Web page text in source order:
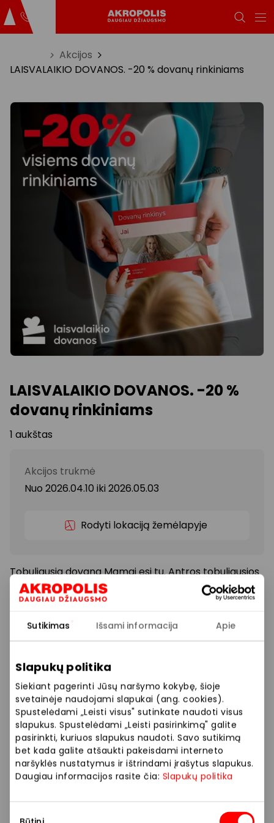
Sutikimas Išsami informacija Apie
Slapukų politika
Siekiant pagerinti Jūsų naršymo kokybę, šioje
svetainėje naudojami slapukai (ang. cookies).
Spustelėdami „Leisti visus" sutinkate naudoti visus
slapukus. Spustelėdami „Leisti pasirinkimą" galite
pasirinkti, kuriuos slapukus naudoti. Savo sutikimą
bet kada galite atšaukti pakeisdami interneto
naršyklės nustatymus ir ištrindami įrašytus slapukus.
Daugiau informacijos rasite čia: Slapukų politika
Akcijos
LAISVALAIKIO DOVANOS. -20 % dovanų rinkiniams
LAISVALAIKIO DOVANOS. -20 %
dovanų rinkiniams
1 aukštas
Akcijos trukmė
Nuo 2026.04.10 iki 2026.05.03
Rodyti lokaciją žemėlapyje
Tobuliausia dovana Mamai esi tu. Antros tobuliausios
dovanos ieškok „Laisvalaikio dovanos“ parduotuvėje!
Iki gegužės 3 d. pasinaudok 20 % nuolaida dovanų
rinkinių, kurie galioja 3 metus, ir nudžiugink
brangiausią žmogų pasaulyje.
Prekybos ir pramogų centre „AKROPOLIS“
veikiančios parduotuvės ir paslaugų teikėjai
savarankiškai nustato taikomas nuolaidas, jų
dydžius bei kitas aktualias sąlygas. Stengiamės
kuo tiksliau pateikti aktualią informaciją, tačiau,
jei kyla neatitikimų tarp mūsų tinklalapyje
pateiktos informacijos ir faktinės informacijos
vadovaukitės tuo, kas nurodyta konkrečioje
parduotuvėje ar paslaugų teikimo vietoje. Visais